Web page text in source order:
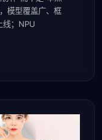
模型覆盖广、框
线；NPU